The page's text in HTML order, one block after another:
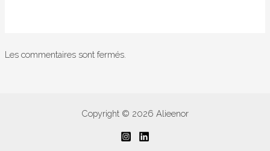
Les commentaires sont fermés.
Copyright © 2026 Alieenor